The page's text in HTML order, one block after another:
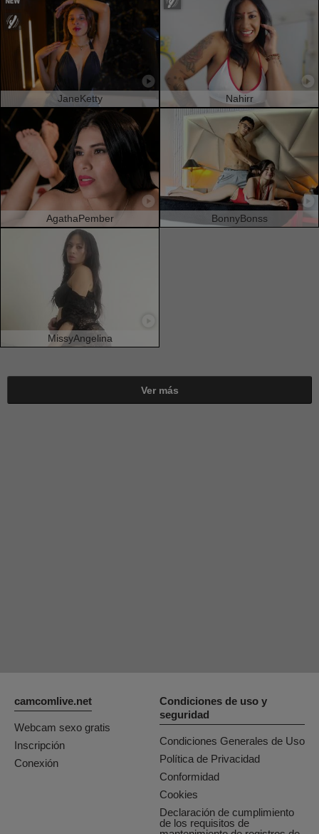
JaneKetty Nahirr
AgathaPember BonnyBonss
MissyAngelina
Ver más
camcomlive.net
Webcam sexo gratis
Inscripción
Conexión
Condiciones de uso y
seguridad
Condiciones Generales de Uso
Política de Privacidad
Conformidad
Cookies
Declaración de cumplimiento
de los requisitos de